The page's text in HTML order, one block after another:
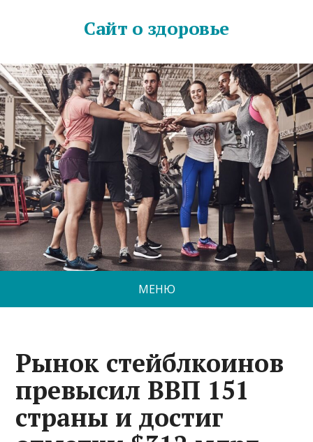
Сайт о здоровье
МЕНЮ
Рынок стейблкоинов
превысил ВВП 151
страны и достиг